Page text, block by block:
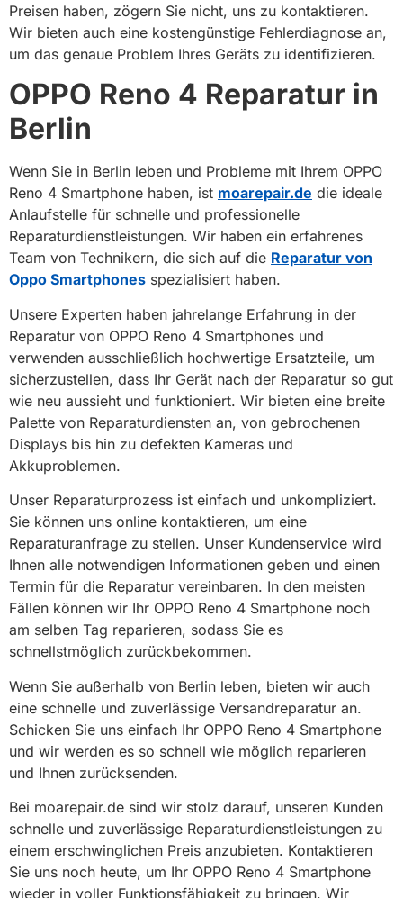
Preisen haben, zögern Sie nicht, uns zu kontaktieren.
Wir bieten auch eine kostengünstige Fehlerdiagnose an,
um das genaue Problem Ihres Geräts zu identifizieren.
OPPO Reno 4 Reparatur in
Berlin
Wenn Sie in Berlin leben und Probleme mit Ihrem OPPO
Reno 4 Smartphone haben, ist moarepair.de die ideale
Anlaufstelle für schnelle und professionelle
Reparaturdienstleistungen. Wir haben ein erfahrenes
Team von Technikern, die sich auf die Reparatur von
Oppo Smartphones spezialisiert haben.
Unsere Experten haben jahrelange Erfahrung in der
Reparatur von OPPO Reno 4 Smartphones und
verwenden ausschließlich hochwertige Ersatzteile, um
sicherzustellen, dass Ihr Gerät nach der Reparatur so gut
wie neu aussieht und funktioniert. Wir bieten eine breite
Palette von Reparaturdiensten an, von gebrochenen
Displays bis hin zu defekten Kameras und
Akkuproblemen.
Unser Reparaturprozess ist einfach und unkompliziert.
Sie können uns online kontaktieren, um eine
Reparaturanfrage zu stellen. Unser Kundenservice wird
Ihnen alle notwendigen Informationen geben und einen
Termin für die Reparatur vereinbaren. In den meisten
Fällen können wir Ihr OPPO Reno 4 Smartphone noch
am selben Tag reparieren, sodass Sie es
schnellstmöglich zurückbekommen.
Wenn Sie außerhalb von Berlin leben, bieten wir auch
eine schnelle und zuverlässige Versandreparatur an.
Schicken Sie uns einfach Ihr OPPO Reno 4 Smartphone
und wir werden es so schnell wie möglich reparieren
und Ihnen zurücksenden.
Bei moarepair.de sind wir stolz darauf, unseren Kunden
schnelle und zuverlässige Reparaturdienstleistungen zu
einem erschwinglichen Preis anzubieten. Kontaktieren
Sie uns noch heute, um Ihr OPPO Reno 4 Smartphone
wieder in voller Funktionsfähigkeit zu bringen. Wir